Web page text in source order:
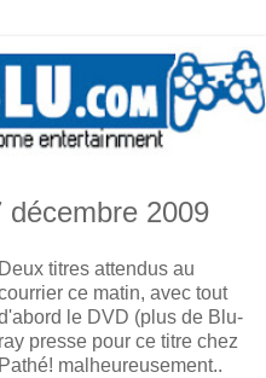
2009
Deux titres attendus au
ce matin, avec tout
le DVD (plus de Blu-
ray presse pour ce titre chez
Pathé! malheureusement..